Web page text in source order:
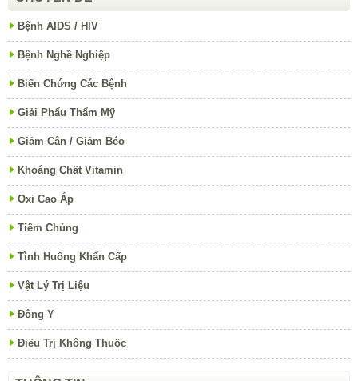
Bệnh AIDS / HIV
Bệnh Nghề Nghiệp
Biến Chứng Các Bệnh
Giải Phẩu Thẩm Mỹ
Giảm Cân / Giảm Béo
Khoáng Chất Vitamin
Oxi Cao Áp
Tiêm Chủng
Tình Huống Khẩn Cấp
Vật Lý Trị Liệu
Đông Y
Điều Trị Không Thuốc